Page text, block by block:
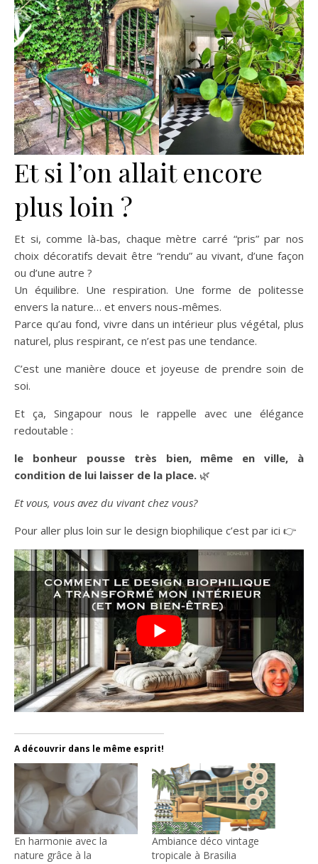
Et si l’on allait encore
plus loin ?
Et si, comme là-bas, chaque mètre carré “pris” par nos
choix décoratifs devait être “rendu” au vivant, d’une façon
ou d’une autre ?
Un équilibre. Une respiration. Une forme de politesse
envers la nature… et envers nous-mêmes.
Parce qu’au fond, vivre dans un intérieur plus végétal, plus
naturel, plus respirant, ce n’est pas une tendance.
C’est une manière douce et joyeuse de prendre soin de
soi.
Et ça, Singapour nous le rappelle avec une élégance
redoutable :
le bonheur pousse très bien, même en ville, à
condition de lui laisser de la place. 🌿
Et vous, vous avez du vivant chez vous?
Pour aller plus loin sur le design biophilique c’est par ici 👉
A découvrir dans le même esprit!
En harmonie avec la
nature grâce à la
Ambiance déco vintage
tropicale à Brasilia